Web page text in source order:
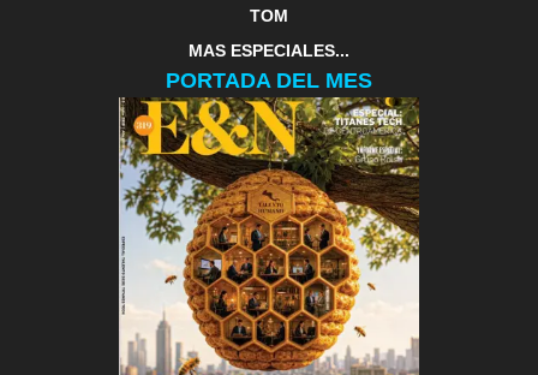
TOM
MAS ESPECIALES...
PORTADA DEL MES